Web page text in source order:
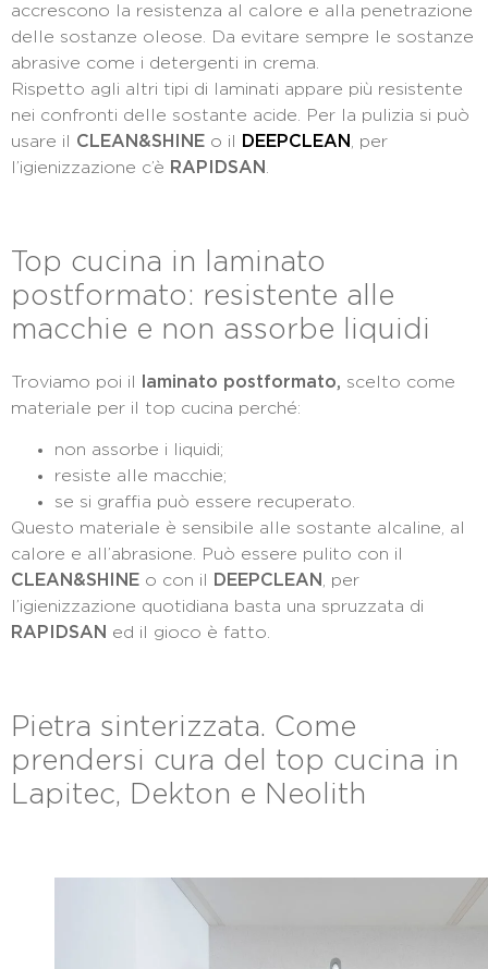
accrescono la resistenza al calore e alla penetrazione
delle sostanze oleose. Da evitare sempre le sostanze
abrasive come i detergenti in crema.
Rispetto agli altri tipi di laminati appare più resistente
nei confronti delle sostante acide. Per la pulizia si può
usare il CLEAN&SHINE o il DEEPCLEAN
, per
l’igienizzazione c’è RAPIDSAN
Top cucina in laminato
postformato: resistente alle
macchie e non assorbe liquidi
Troviamo poi il laminato postformato, scelto come
materiale per il top cucina perché:
non assorbe i liquidi;
resiste alle macchie;
se si graffia può essere recuperato.
Questo materiale è sensibile alle sostante alcaline, al
calore e all’abrasione. Può essere pulito con il
CLEAN&SHINE o con il DEEPCLEAN , per
l’igienizzazione quotidiana basta una spruzzata di
RAPIDSAN ed il gioco è fatto.
Pietra sinterizzata. Come
prendersi cura del top cucina in
Lapitec, Dekton e Neolith